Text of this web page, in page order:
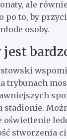
ale
po to, by
osoby.
jest
trybunach
oświetlenie
stworzenia